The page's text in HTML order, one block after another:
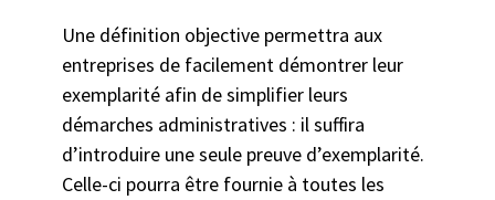
Une définition objective permettra aux
entreprises de facilement démontrer leur
exemplarité afin de simplifier leurs
démarches administratives : il suffira
d’introduire une seule preuve d’exemplarité.
Celle-ci pourra être fournie à toutes les